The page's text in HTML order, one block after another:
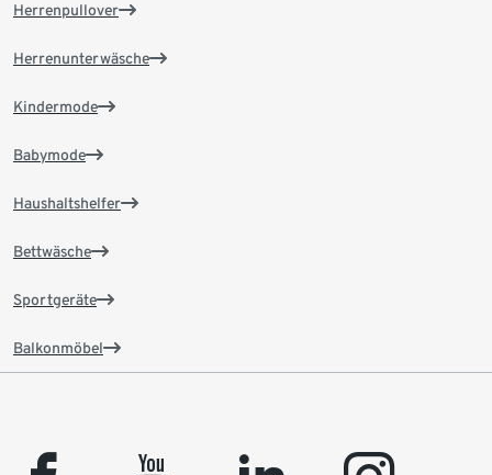
Herrenpullover
Herrenunterwäsche
Kindermode
Babymode
Haushaltshelfer
Bettwäsche
Sportgeräte
Balkonmöbel